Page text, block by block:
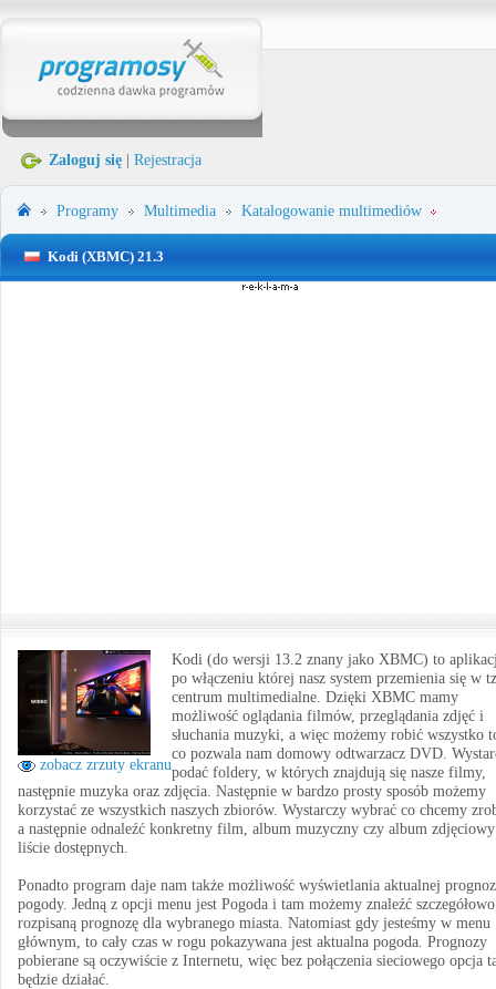
Zaloguj się Rejestracja
Programy Multimedia Katalogowanie multimediów
Kodi (XBMC) 21.3
zobacz zrzuty ekranu
Kodi (do wersji 13.2 znany jako XBMC) to
po włączeniu której nasz system przemienia się w
centrum multimedialne. Dzięki XBMC mamy
możliwość oglądania filmów, przeglądania zdjęć i
słuchania muzyki, a więc możemy robić wszystko
co pozwala nam domowy odtwarzacz DVD.
podać foldery, w których znajdują się nasze filmy,
następnie muzyka oraz zdjęcia. Następnie w bardzo prosty sposób możemy
korzystać ze wszystkich naszych zbiorów. Wystarczy wybrać co chcemy
a następnie odnaleźć konkretny film, album muzyczny czy album
liście dostępnych.
Ponadto program daje nam także możliwość wyświetlania aktualnej
pogody. Jedną z opcji menu jest Pogoda i tam możemy znaleźć szczegółowo
rozpisaną prognozę dla wybranego miasta. Natomiast gdy jesteśmy w menu
głównym, to cały czas w rogu pokazywana jest aktualna pogoda. Prognozy
pobierane są oczywiście z Internetu, więc bez połączenia sieciowego opcja
będzie działać.